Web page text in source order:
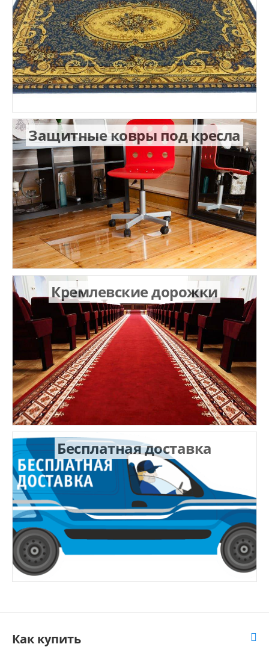
Защитные ковры под кресла
Кремлевские дорожки
Бесплатная доставка
Как купить